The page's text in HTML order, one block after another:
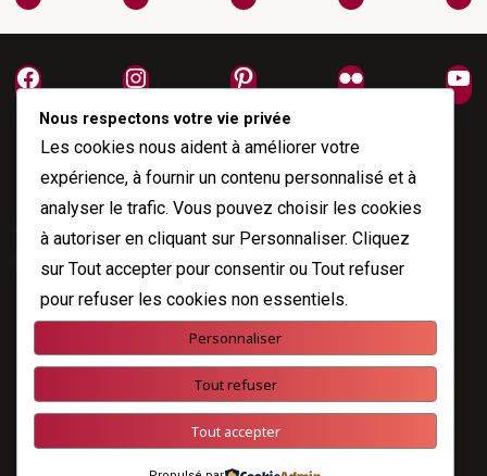
FacebookInstagramPinterest Flickr
À propos
Me joindre
Propulsé parEsotera&WordPress.
©2026 Nicole Fodale
Nous respectons votre vie privée
Les cookies nous aident à améliorer votre
expérience, à fournir un contenu personnalisé et à
analyser le trafic. Vous pouvez choisir les cookies
à autoriser en cliquant sur Personnaliser. Cliquez
sur Tout accepter pour consentir ou Tout refuser
pour refuser les cookies non essentiels.
Personnaliser
Tout refuser
Tout accepter